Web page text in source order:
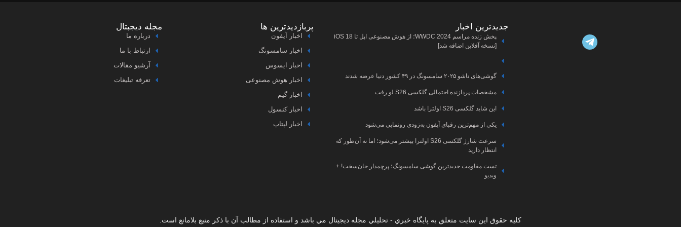
جدیدترین اخبار
پخش زنده مراسم WWDC 2024؛ از هوش مصنوعی اپل تا iOS 18
[نسخه آفلاین اضافه شد]
گوشی‌های تاشو ۲۰۲۵ سامسونگ در ۴۹ کشور دنیا عرضه شدند
مشخصات پردازنده احتمالی گلکسی S26 لو رفت
این شاید گلکسی S26 اولترا باشد
یکی از مهم‌ترین رقبای آیفون به‌زودی رونمایی می‌شود
سرعت شارژ گلکسی S26 اولترا بیشتر می‌شود؛ اما نه آن‌طور که
انتظار دارید
تست مقاومت جدیدترین گوشی سامسونگ؛ پرچمدار جان‌سخت! +
ویدیو
پربازدیدترین ها
اخبار آیفون
اخبار سامسونگ
اخبار ایسوس
اخبار هوش مصنوعی
اخبار گیم
اخبار کنسول
اخبار لپتاپ
مجله دیجبتال
درباره ما
ارتباط با ما
آرشیو مقالات
تعرفه تبلیغات
کليه حقوق اين سايت متعلق به پایگاه خبري - تحليلي مجله دیجیتال مي باشد و استفاده از مطالب آن با ذکر منبع بلامانع است.